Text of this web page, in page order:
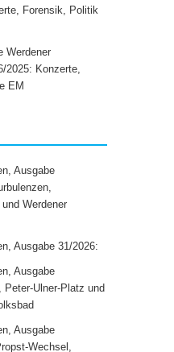
Forensik, Politik
Werdener
2025: Konzerte,
EM
Ausgabe
Werdener
Ausgabe 31/2026:
Ausgabe
Ulner-Platz und
Ausgabe
Wechsel,